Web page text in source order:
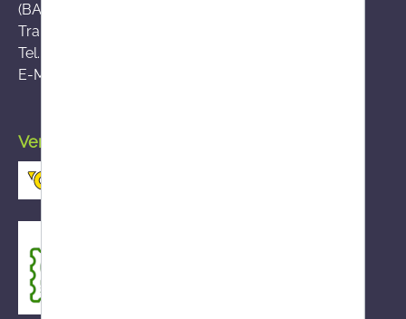
(BASG), AGES-Medizinmarktaufsicht (AGES MEA)
Traisengasse 5, A-1200 Wien
Tel.:
E-Mail:
Versand durch die österreichische Post